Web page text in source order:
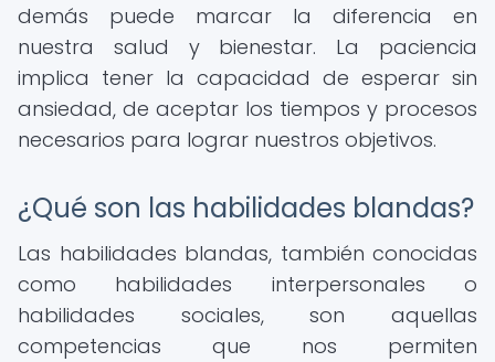
demás puede marcar la diferencia en
nuestra salud y bienestar. La paciencia
implica tener la capacidad de esperar sin
ansiedad, de aceptar los tiempos y procesos
necesarios para lograr nuestros objetivos.
¿Qué son las habilidades blandas?
Las habilidades blandas, también conocidas
como habilidades interpersonales o
habilidades sociales, son aquellas
competencias que nos permiten